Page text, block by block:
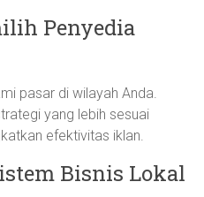
Penyedia
pasar di wilayah Anda.
yang lebih sesuai
efektivitas iklan.
Bisnis Lokal